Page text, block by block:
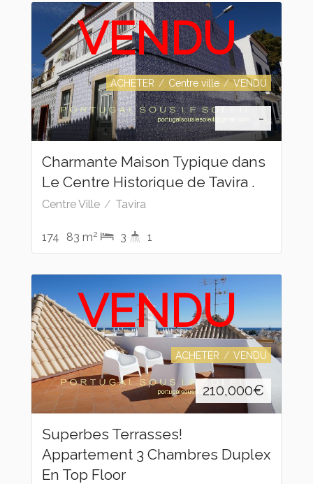
VENDU
ACHETER Centre ville VENDU
-
Charmante Maison Typique dans
Le Centre Historique de Tavira .
Centre Ville Tavira
174 83 m2 3 1
VENDU
ACHETER VENDU
210,000€
Superbes Terrasses!
Appartement 3 Chambres Duplex
En Top Floor